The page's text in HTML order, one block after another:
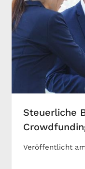
Steuerliche
Veröffentlicht